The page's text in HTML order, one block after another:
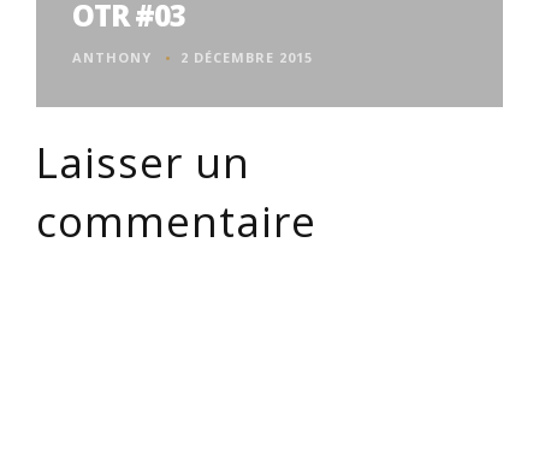
OTR #03
ANTHONY 2 DÉCEMBRE 2015
Laisser un
commentaire